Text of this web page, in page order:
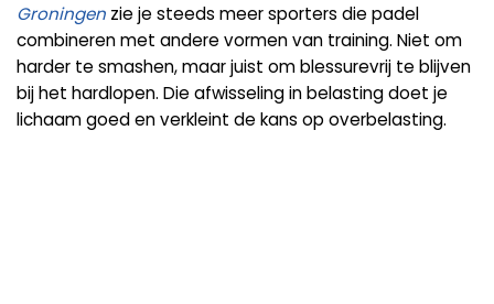
Groningen zie je steeds meer sporters die padel
combineren met andere vormen van training. Niet om
harder te smashen, maar juist om blessurevrij te blijven
bij het hardlopen. Die afwisseling in belasting doet je
lichaam goed en verkleint de kans op overbelasting.